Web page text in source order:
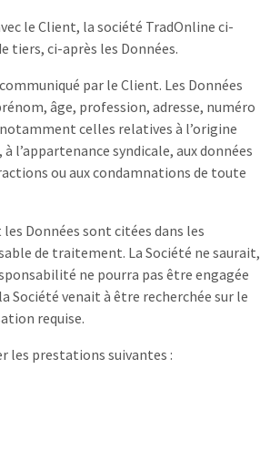
le Client, la société TradOnline ci-
tiers, ci-après les Données.
par le Client. Les Données
âge, profession, adresse, numéro
celles relatives à l’origine
l’appartenance syndicale, aux données
ou aux condamnations de toute
Données sont citées dans les
de traitement. La Société ne saurait,
ne pourra pas être engagée
venait à être recherchée sur le
requise.
les prestations suivantes :